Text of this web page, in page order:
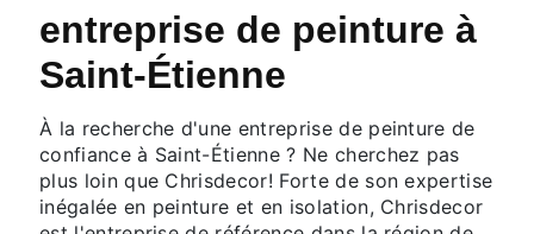
entreprise de peinture à
Saint-Étienne
À la recherche d'une entreprise de peinture de
confiance à Saint-Étienne ? Ne cherchez pas
plus loin que Chrisdecor! Forte de son expertise
inégalée en peinture et en isolation, Chrisdecor